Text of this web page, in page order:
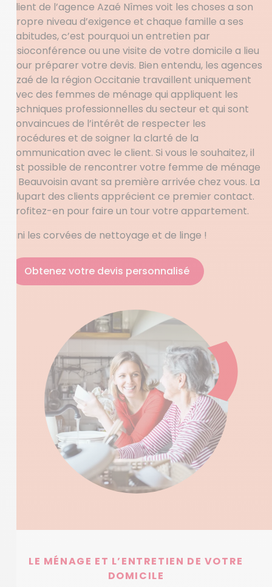
client de l’agence Azaé Nîmes voit les choses a son
propre niveau d’exigence et chaque famille a ses
habitudes, c’est pourquoi un entretien par
visioconférence ou une visite de votre domicile a lieu
pour préparer votre devis. Bien entendu, les agences
Azaé de la région Occitanie travaillent uniquement
avec des femmes de ménage qui appliquent les
techniques professionnelles du secteur et qui sont
convaincues de l’intérêt de respecter les
procédures et de soigner la clarté de la
communication avec le client. Si vous le souhaitez, il
est possible de rencontrer votre femme de ménage
à Beauvoisin avant sa première arrivée chez vous. La
plupart des clients apprécient ce premier contact.
Profitez-en pour faire un tour votre appartement.
Fini les corvées de nettoyage et de linge !
Obtenez votre devis personnalisé
LE MÉNAGE ET L’ENTRETIEN DE VOTRE
DOMICILE